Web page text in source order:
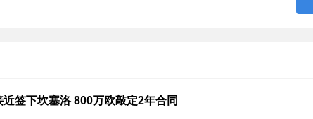
近签下坎塞洛 800万欧敲定2年合同